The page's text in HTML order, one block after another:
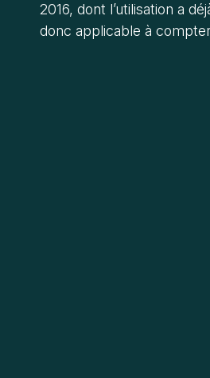
2016, dont l’utilisation a
donc applicable à